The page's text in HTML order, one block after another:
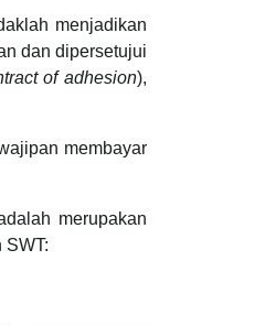
menjadikan
dan dipersetujui
of adhesion),
membayar
merupakan